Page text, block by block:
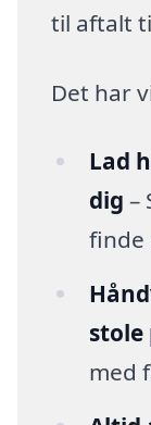
til aftalt
Det har
Lad
dig –
finde
stole
med